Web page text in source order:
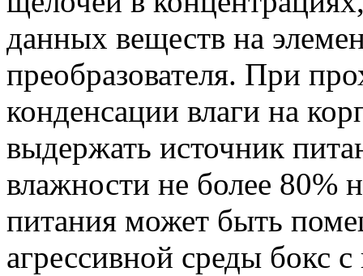
данных веществ на
преобразователя. При
конденсации влаги на
выдержать источник
влажности не более 80%
питания может быть
агрессивной среды бокс